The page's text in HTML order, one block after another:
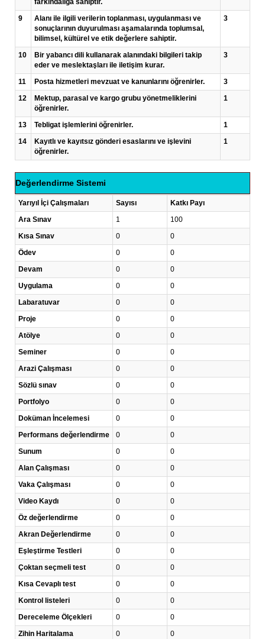
farkındalığa sahiptir.
9
Alanı ile ilgili verilerin toplanması, uygulanması ve
sonuçlarının duyurulması aşamalarında toplumsal,
bilimsel, kültürel ve etik değerlere sahiptir.
3
10
Bir yabancı dili kullanarak alanındaki bilgileri takip
eder ve meslektaşları ile iletişim kurar.
3
11 Posta hizmetleri mevzuat ve kanunlarını öğrenirler.
3
12
Mektup, parasal ve kargo grubu yönetmeliklerini
öğrenirler.
1
13 Tebligat işlemlerini öğrenirler.
1
14
Kayıtlı ve kayıtsız gönderi esaslarını ve işlevini
öğrenirler.
1
Değerlendirme Sistemi
Yarıyıl İçi Çalışmaları Sayısı
Katkı Payı
Ara Sınav
1
100
Kısa Sınav
0
0
Ödev
0
0
Devam
0
0
Uygulama
0
0
Labaratuvar
0
0
Proje
0
0
Atölye
0
0
Seminer
0
0
Arazi Çalışması
0
0
Sözlü sınav
0
0
Portfolyo
0
0
Doküman İncelemesi
0
0
Performans değerlendirme
0
0
Sunum
0
0
Alan Çalışması
0
0
Vaka Çalışması
0
0
Video Kaydı
0
0
Öz değerlendirme
0
0
Akran Değerlendirme
0
0
Eşleştirme Testleri
0
0
Çoktan seçmeli test
0
0
Kısa Cevaplı test
0
0
Kontrol listeleri
0
0
Dereceleme Ölçekleri
0
0
Zihin Haritalama
0
0